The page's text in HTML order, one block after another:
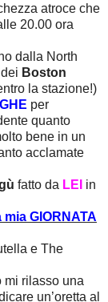
atroce che
20.00 ora
dalla North
Boston
la stazione!)
per
quanto
bene in un
acclamate
fatto da LEI in
GIORNATA
e The
mi rilasso una
un’oretta al